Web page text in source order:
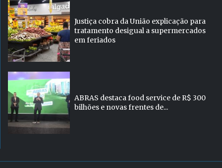
Justiça cobra da União explicação para
tratamento desigual a supermercados
em feriados
ABRAS destaca food service de R$ 300
bilhões e novas frentes de...